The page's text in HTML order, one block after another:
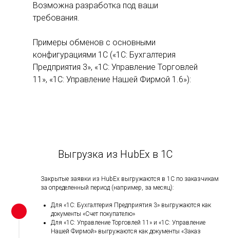
Возможна разработка под ваши
требования.
Примеры обменов с основными
конфигурациями 1С («1C: Бухгалтерия
Предприятия 3», «1С: Управление Торговлей
11», «1С: Управление Нашей Фирмой 1.6»):
Выгрузка из HubEx в 1С
Закрытые заявки из HubEx выгружаются в 1С по заказчикам
за определенный период (например, за месяц):
Для «1С: Бухгалтерия Предприятия 3» выгружаются как
документы «Счет покупателю»
Для «1С: Управление Торговлей 11» и «1С: Управление
Нашей Фирмой» выгружаются как документы «Заказ